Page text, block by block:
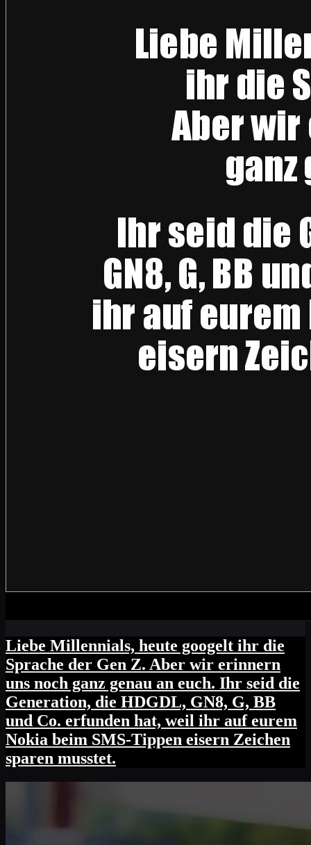
Liebe Millennials, heute googelt ihr die
Sprache der Gen Z. Aber wir erinnern
uns noch ganz genau an euch. Ihr seid die
Generation, die HDGDL, GN8, G, BB
und Co. erfunden hat, weil ihr auf eurem
Nokia beim SMS-Tippen eisern Zeichen
sparen musstet.